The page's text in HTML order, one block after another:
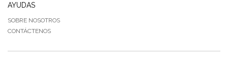
AYUDAS
SOBRE NOSOTROS
CONTÁCTENOS